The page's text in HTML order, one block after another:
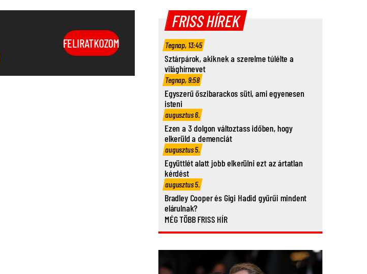
FELIRATKOZOM
FRISS HÍREK
Tegnap, 13:45
Sztárpárok, akiknek a szerelme túlélte a
világhírnevet
Tegnap, 9:58
Egyszerű őszibarackos süti, ami egyenesen
isteni
augusztus 6.
Ezen a 3 dolgon változtass időben, hogy
elkerüld a demenciát
augusztus 5.
Együttlét alatt jobb elkerülni ezt az ártatlan
kérdést
augusztus 5.
Bradley Cooper és Gigi Hadid gyűrűi mindent
elárulnak?
MÉG TÖBB FRISS HÍR